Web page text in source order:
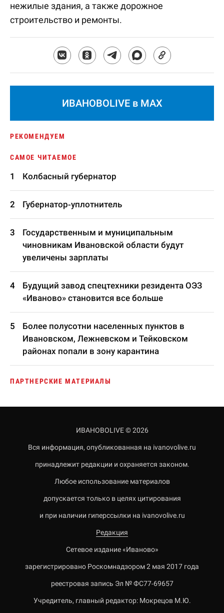
нежилые здания, а также дорожное
строительство и ремонты.
ИВАНОВОLIVE в MAX
РЕКОМЕНДУЕМ
САМОЕ ЧИТАЕМОЕ
Колбасный губернатор
Губернатор-уплотнитель
Государственным и муниципальным
чиновникам Ивановской области будут
увеличены зарплаты
Будущий завод спецтехники резидента ОЭЗ
«Иваново» становится все больше
Более полусотни населенных пунктов в
Ивановском, Лежневском и Тейковском
районах попали в зону карантина
ПАРТНЕРСКИЕ МАТЕРИАЛЫ
ИВАНОВОLIVE © 2026
Вся информация, опубликованная на ivanovolive.ru
принадлежит редакции и охраняется законом.
Любое использование материалов
допускается только в целях цитирования
и при наличии гиперссылки на ivanovolive.ru
Редакция
Сетевое издание «Иваново»
зарегистрировано Роскомнадзором 2 мая 2017 года
реестровая запись Эл № ФС77-69657
Учредитель, главный редактор: Мокрецов М.Ю.